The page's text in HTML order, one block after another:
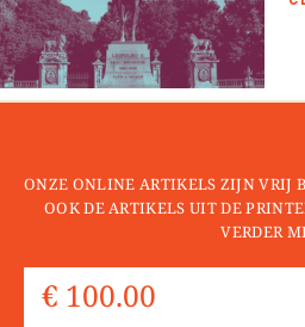
ONZE ONLINE ARTIKELS ZIJN VRIJ
OOK DE ARTIKELS UIT DE
VERDER